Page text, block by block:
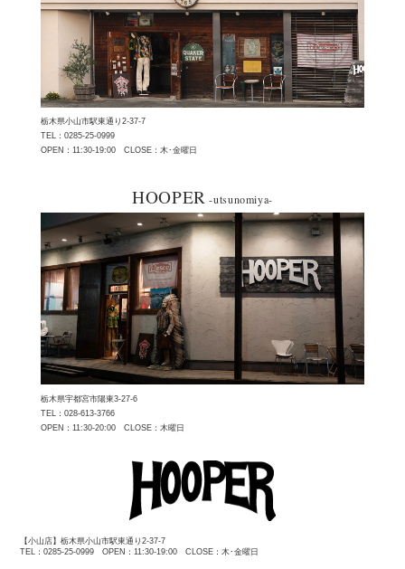
栃木県小山市駅東通り2-37-7
TEL：0285-25-0999
OPEN：11:30-19:00 CLOSE：木･金曜日
HOOPER -utsunomiya-
栃木県宇都宮市陽東3-27-6
TEL：028-613-3766
OPEN：11:30-20:00 CLOSE：木曜日
【小山店】栃木県小山市駅東通り2-37-7
TEL：0285-25-0999 OPEN：11:30-19:00 CLOSE：木･金曜日